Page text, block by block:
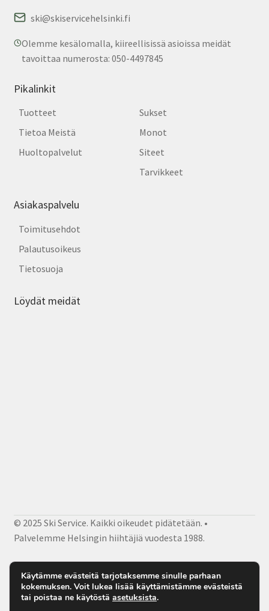
ski@skiservicehelsinki.fi
Olemme kesälomalla, kiireellisissä asioissa meidät
tavoittaa numerosta: 050-4497845
Pikalinkit
Tuotteet
Tietoa Meistä
Huoltopalvelut
Sukset
Monot
Siteet
Tarvikkeet
Asiakaspalvelu
Toimitusehdot
Palautusoikeus
Tietosuoja
Löydät meidät
© 2025 Ski Service. Kaikki oikeudet pidätetään. •
Palvelemme Helsingin hiihtäjiä vuodesta 1988.
Facebook Instagram Sähköposti
Käytämme evästeitä tarjotaksemme sinulle parhaan
kokemuksen. Voit lukea lisää käyttämistämme evästeistä
tai poistaa ne käytöstä asetuksista.